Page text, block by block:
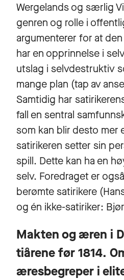
Wergelands og særlig
genren og rolle i
argumenterer for at
har en opprinnelse i
utslag i selvdestruktiv
mange plan (tap av
Samtidig har
fall en sentral
som kan blir desto mer
satirikeren setter sin
spill. Dette kan ha en
selv. Foredraget er
berømte satirikere
og én ikke-satiriker:
Makten og æren i
tiårene før 1814.
æresbegreper i